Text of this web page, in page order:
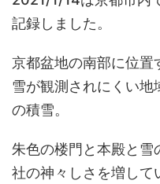
記録しました。
京都盆地の南部に位置
雪が観測されにくい
の積雪。
朱色の楼門と本殿と雪
社の神々しさを増して